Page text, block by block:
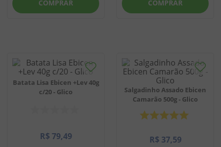
COMPRAR COMPRAR
Batata Lisa Ebicen +Lev 40g
c/20 - Glico
R$ 79,49
Salgadinho Assado Ebicen
Camarão 500g - Glico
R$ 37,59